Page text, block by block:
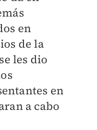
en
de la
les dio
en
a cabo